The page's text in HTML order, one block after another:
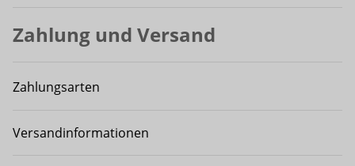
Zahlung und Versand
Zahlungsarten
Versandinformationen